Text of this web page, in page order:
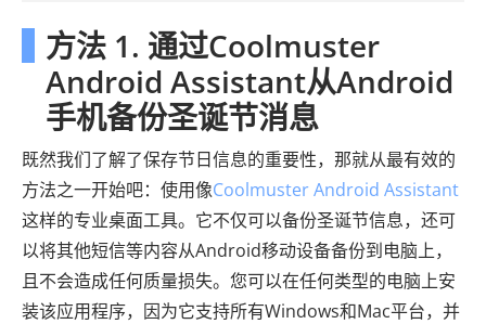
方法 1. 通过Coolmuster
Android Assistant从Android
手机备份圣诞节消息
既然我们了解了保存节日信息的重要性，那就从最有效的
方法之一开始吧：使用像Coolmuster Android Assistant
这样的专业桌面工具。它不仅可以备份圣诞节信息，还可
以将其他短信等内容从Android移动设备备份到电脑上，
且不会造成任何质量损失。您可以在任何类型的电脑上安
装该应用程序，因为它支持所有Windows和Mac平台，并